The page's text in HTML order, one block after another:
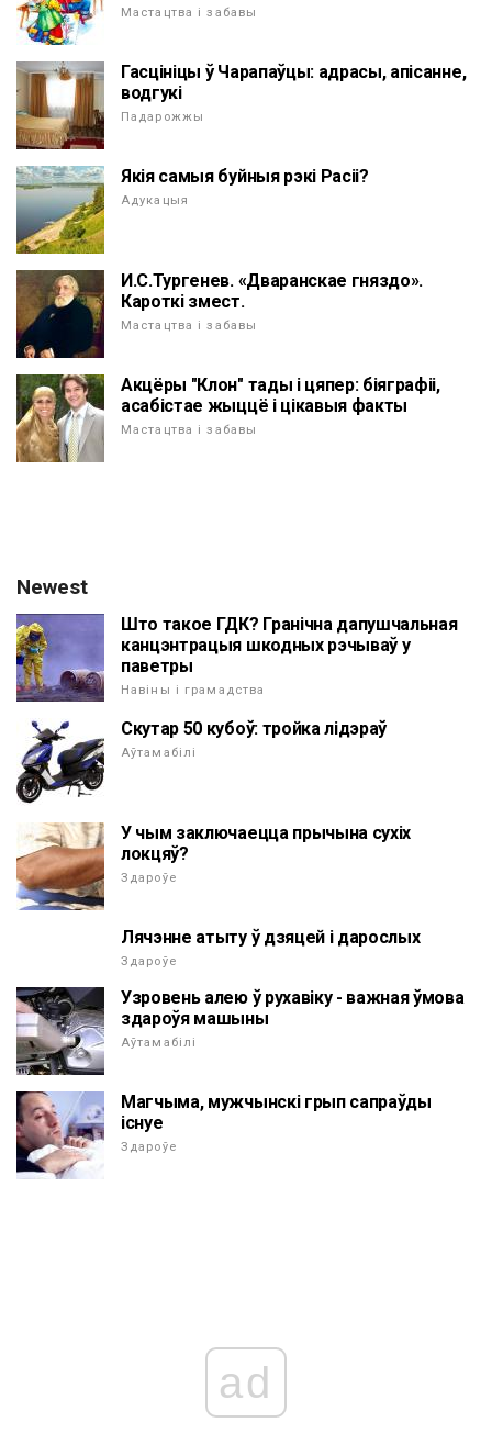
Мастацтва і забавы
Гасцініцы ў Чарапаўцы: адрасы, апісанне,
водгукі
Падарожжы
Якія самыя буйныя рэкі Расіі?
Адукацыя
И.С.Тургенев. «Дваранскае гняздо».
Кароткі змест.
Мастацтва і забавы
Акцёры "Клон" тады і цяпер: біяграфіі,
асабістае жыццё і цікавыя факты
Мастацтва і забавы
Newest
Што такое ГДК? Гранічна дапушчальная
канцэнтрацыя шкодных рэчываў у
паветры
Навіны і грамадства
Скутар 50 кубоў: тройка лідэраў
Аўтамабілі
У чым заключаецца прычына сухіх
локцяў?
Здароўе
Лячэнне атыту ў дзяцей і дарослых
Здароўе
Узровень алею ў рухавіку - важная ўмова
здароўя машыны
Аўтамабілі
Магчыма, мужчынскі грып сапраўды
існуе
Здароўе
ad